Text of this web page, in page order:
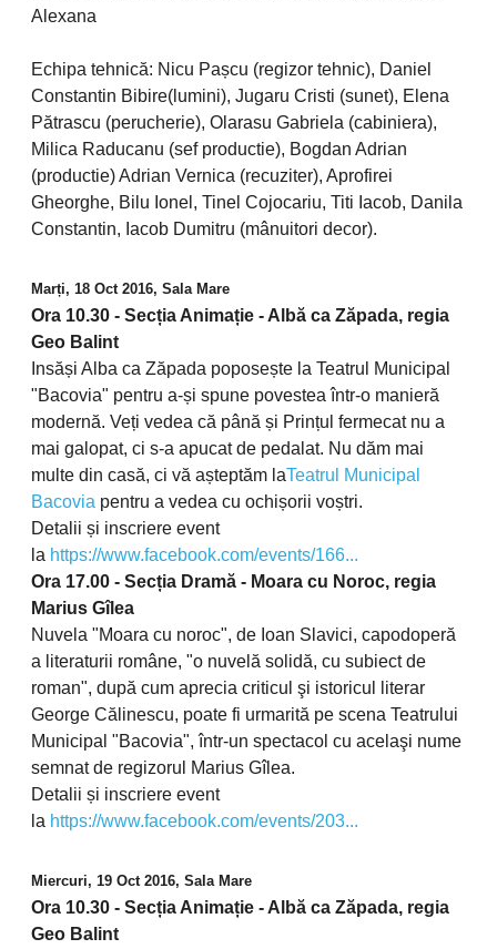
Alexana
Echipa tehnică: Nicu Pașcu (regizor tehnic), Daniel
Constantin Bibire(lumini), Jugaru Cristi (sunet), Elena
Pătrascu (perucherie), Olarasu Gabriela (cabiniera),
Milica Raducanu (sef productie), Bogdan Adrian
(productie) Adrian Vernica (recuziter), Aprofirei
Gheorghe, Bilu Ionel, Tinel Cojocariu, Titi Iacob, Danila
Constantin, Iacob Dumitru (mânuitori decor).
Marți, 18 Oct 2016, Sala Mare
Ora 10.30 - Secția Animație - Albă ca Zăpada, regia
Geo Balint
Insăși Alba ca Zăpada poposește la Teatrul Municipal
"Bacovia" pentru a-și spune povestea într-o manieră
modernă. Veți vedea că până și Prințul fermecat nu a
mai galopat, ci s-a apucat de pedalat. Nu dăm mai
multe din casă, ci vă așteptăm laTeatrul Municipal
Bacovia pentru a vedea cu ochișorii voștri.
Detalii și inscriere event
la https://www.facebook.com/events/166...
Ora 17.00 - Secția Dramă - Moara cu Noroc, regia
Marius Gîlea
Nuvela "Moara cu noroc", de Ioan Slavici, capodoperă
a literaturii române, "o nuvelă solidă, cu subiect de
roman", după cum aprecia criticul şi istoricul literar
George Călinescu, poate fi urmarită pe scena Teatrului
Municipal "Bacovia", într-un spectacol cu acelaşi nume
semnat de regizorul Marius Gîlea.
Detalii și inscriere event
la https://www.facebook.com/events/203...
Miercuri, 19 Oct 2016, Sala Mare
Ora 10.30 - Secția Animație - Albă ca Zăpada, regia
Geo Balint